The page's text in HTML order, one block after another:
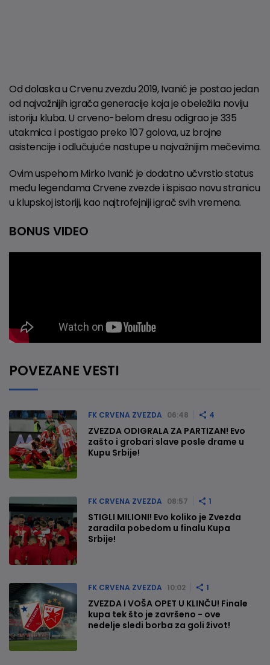
Od dolaska u Crvenu zvezdu 2019, Ivanić je postao jedan
od najvažnijih igrača generacije koja je obeležila noviju
istoriju kluba. U crveno-belom dresu odigrao je 335
utakmica i postigao preko 107 golova, uz brojne
asistencije i odlučujuće nastupe u najvažnijim mečevima.
Ovim uspehom Mirko Ivanić je dodatno učvrstio status
među legendama Crvene zvezde i ispisao novu stranicu
u klupskoj istoriji, kao najtrofejniji igrač svih vremena.
BONUS VIDEO
POVEZANE VESTI
FK CRVENA ZVEZDA 06:48 4
ZVEZDA ODIGRALA ZA PARTIZAN! Evo
zašto i grobari slave posle drame u
Kupu Srbije!
FK CRVENA ZVEZDA 08:57 1
STIGLI MILIONI! Evo koliko je Zvezda
zaradila pobedom u finalu Kupa
Srbije!
FK CRVENA ZVEZDA 10:02 1
ZVEZDA I VOŠA OPET U KLINČU! Finale
kupa tek što je završeno - ove
nedelje sledi borba za goli život!